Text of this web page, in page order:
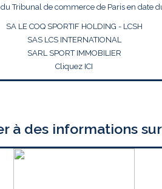
Tribunal de commerce de Paris en date
SA LE COQ SPORTIF HOLDING - LCSH
SAS LCS INTERNATIONAL
SARL SPORT IMMOBILIER
Cliquez ICI
à des informations